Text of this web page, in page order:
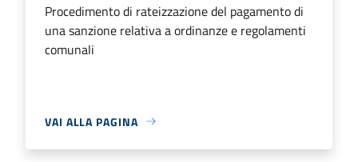
Procedimento di rateizzazione del pagamento di
una sanzione relativa a ordinanze e regolamenti
comunali
VAI ALLA PAGINA